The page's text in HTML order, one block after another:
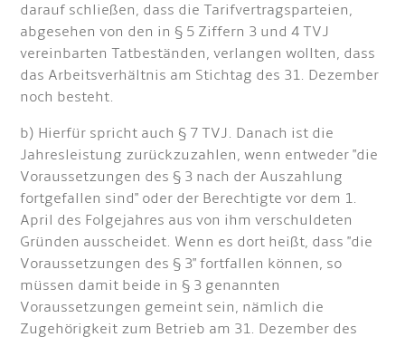
darauf schließen, dass die Tarifvertragsparteien,
abgesehen von den in § 5 Ziffern 3 und 4 TVJ
vereinbarten Tatbeständen, verlangen wollten, dass
das Arbeitsverhältnis am Stichtag des 31. Dezember
noch besteht.
b) Hierfür spricht auch § 7 TVJ. Danach ist die
Jahresleistung zurückzuzahlen, wenn entweder "die
Voraussetzungen des § 3 nach der Auszahlung
fortgefallen sind" oder der Berechtigte vor dem 1.
April des Folgejahres aus von ihm verschuldeten
Gründen ausscheidet. Wenn es dort heißt, dass "die
Voraussetzungen des § 3" fortfallen können, so
müssen damit beide in § 3 genannten
Voraussetzungen gemeint sein, nämlich die
Zugehörigkeit zum Betrieb am 31. Dezember des